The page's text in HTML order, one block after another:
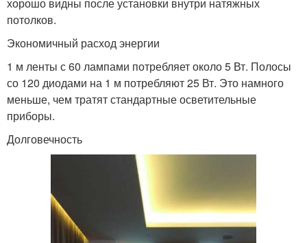
потолков.
Экономичный расход энергии
1 м ленты с 60 лампами потребляет около 5 Вт. Полосы
со 120 диодами на 1 м потребляют 25 Вт. Это намного
меньше, чем тратят стандартные осветительные
приборы.
Долговечность